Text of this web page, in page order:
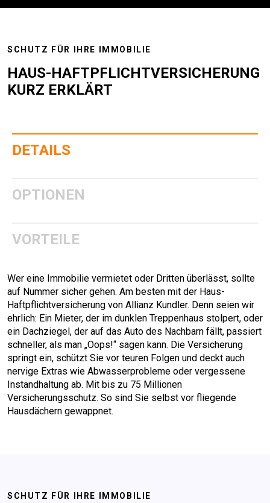
SCHUTZ FÜR IHRE IMMOBILIE
HAUS-HAFT­PFLICHT­VERSICHERUNG
KURZ ERKLÄRT
DETAILS
OPTIONEN
VORTEILE
Wer eine Immobilie vermietet oder Dritten überlässt, sollte
auf Nummer sicher gehen. Am besten mit der Haus-
Haftpflichtversicherung von Allianz Kundler. Denn seien wir
ehrlich: Ein Mieter, der im dunklen Treppenhaus stolpert, oder
ein Dachziegel, der auf das Auto des Nachbarn fällt, passiert
schneller, als man „Oops!“ sagen kann. Die Versicherung
springt ein, schützt Sie vor teuren Folgen und deckt auch
nervige Extras wie Abwasserprobleme oder vergessene
Instandhaltung ab. Mit bis zu 75 Millionen
Versicherungsschutz. So sind Sie selbst vor fliegende
Hausdächern gewappnet.
SCHUTZ FÜR IHRE IMMOBILIE